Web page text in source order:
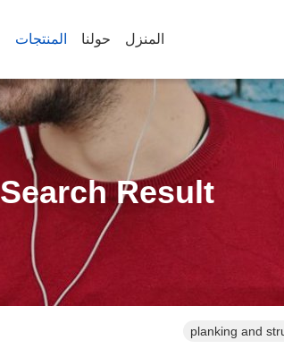
المنزل حولنا المنتجات
Search Result
planking and